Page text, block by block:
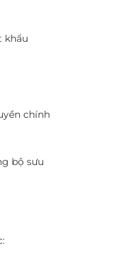
khẩu
chính
bộ sưu